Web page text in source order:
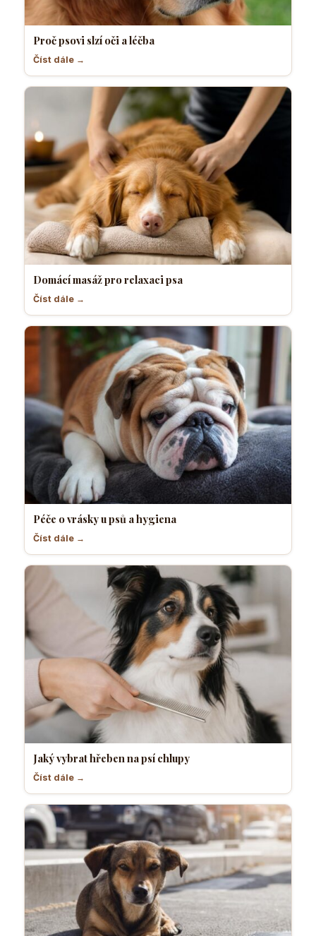
Proč psovi slzí oči a léčba
Číst dále →
Domácí masáž pro relaxaci psa
Číst dále →
Péče o vrásky u psů a hygiena
Číst dále →
Jaký vybrat hřeben na psí chlupy
Číst dále →